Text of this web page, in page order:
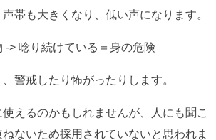
帯も大きくなり、低い声になります。
-> 唸り続けている＝身の危険
警戒したり怖がったりします。
使えるのかもしれませんが、人にも聞こ
ないため採用されていないと思われま